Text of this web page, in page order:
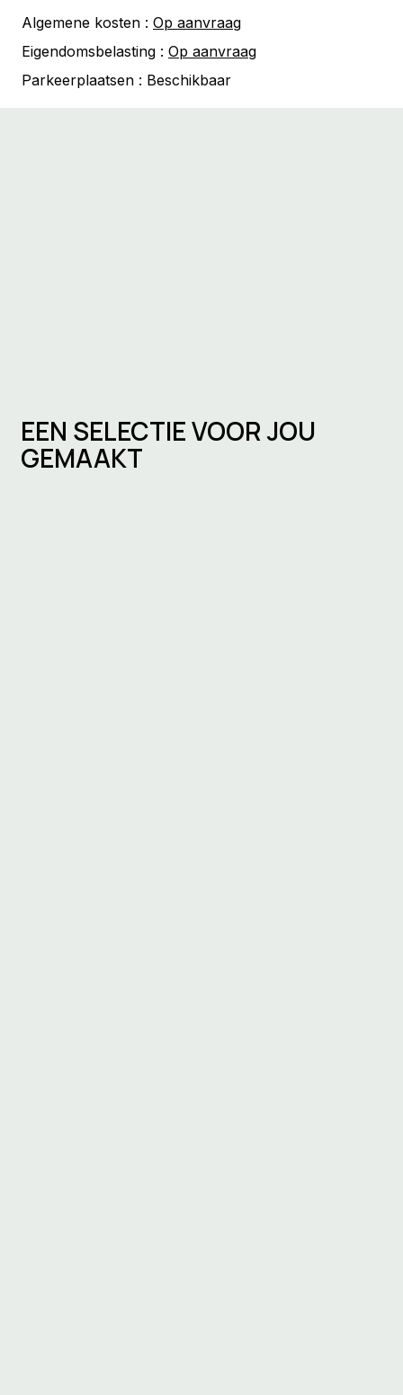
Algemene kosten : Op aanvraag
Eigendomsbelasting : Op aanvraag
Parkeerplaatsen : Beschikbaar
EEN SELECTIE VOOR JOU
GEMAAKT